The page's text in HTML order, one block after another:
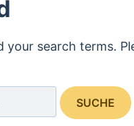
your search terms.
SUCHE